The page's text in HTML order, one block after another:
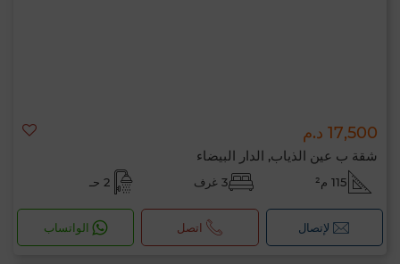
17,500 د.م
شقة ب عين الذياب, الدار البيضاء
115 م² 3 غرف 2 حـ
لإتصال اتصل الواتساب